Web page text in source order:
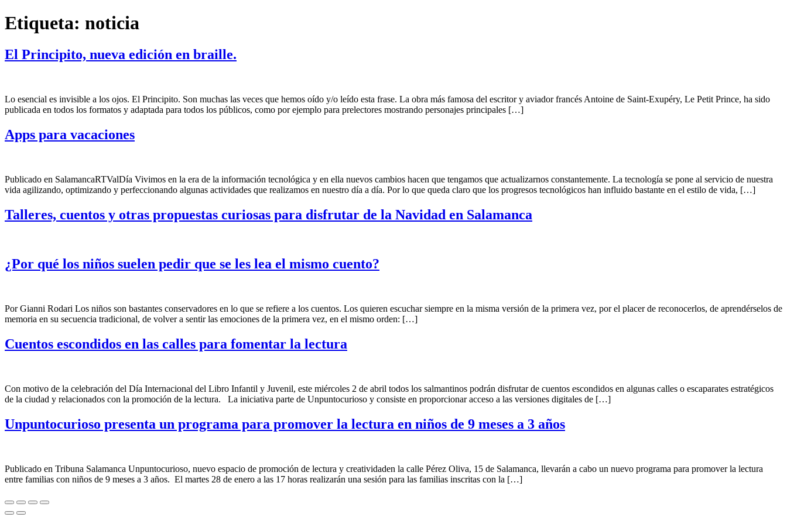
Saltar
al
Etiqueta: noticia
El Principito, nueva edición en braille.
Lo esencial es invisible a los ojos. El Principito. Son muchas las veces que hemos oído y/o leído esta frase. La obra más famosa del escritor y aviador francés Antoine de Saint-Exupéry, Le Petit Prince, ha sido
publicada en todos los formatos y adaptada para todos los públicos, como por ejemplo para prelectores mostrando personajes principales […]
Apps para vacaciones
Publicado en SalamancaRTValDía Vivimos en la era de la información tecnológica y en ella nuevos cambios hacen que tengamos que actualizarnos constantemente. La tecnología se pone al servicio de nuestra
vida agilizando, optimizando y perfeccionando algunas actividades que realizamos en nuestro día a día. Por lo que queda claro que los progresos tecnológicos han influido bastante en el estilo de vida, […]
Talleres, cuentos y otras propuestas curiosas para disfrutar de la Navidad en Salamanca
¿Por qué los niños suelen pedir que se les lea el mismo cuento?
Por Gianni Rodari Los niños son bastantes conservadores en lo que se refiere a los cuentos. Los quieren escuchar siempre en la misma versión de la primera vez, por el placer de reconocerlos, de aprendérselos de
memoria en su secuencia tradicional, de volver a sentir las emociones de la primera vez, en el mismo orden: […]
Cuentos escondidos en las calles para fomentar la lectura
Con motivo de la celebración del Día Internacional del Libro Infantil y Juvenil, este miércoles 2 de abril todos los salmantinos podrán disfrutar de cuentos escondidos en algunas calles o escaparates estratégicos
de la ciudad y relacionados con la promoción de la lectura. La iniciativa parte de Unpuntocurioso y consiste en proporcionar acceso a las versiones digitales de […]
Unpuntocurioso presenta un programa para promover la lectura en niños de 9 meses a 3 años
Publicado en Tribuna Salamanca Unpuntocurioso, nuevo espacio de promoción de lectura y creatividaden la calle Pérez Oliva, 15 de Salamanca, llevarán a cabo un nuevo programa para promover la lectura
entre familias con niños de 9 meses a 3 años. El martes 28 de enero a las 17 horas realizarán una sesión para las familias inscritas con la […]